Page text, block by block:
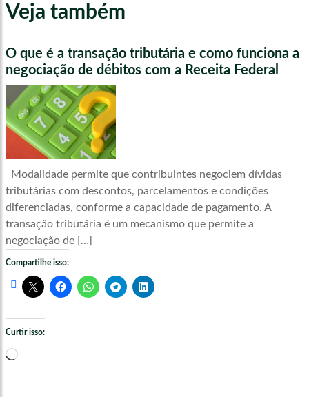
Veja também
O que é a transação tributária e como funciona a
negociação de débitos com a Receita Federal
Modalidade permite que contribuintes negociem dívidas
tributárias com descontos, parcelamentos e condições
diferenciadas, conforme a capacidade de pagamento. A
transação tributária é um mecanismo que permite a
negociação de […]
Compartilhe isso:
Curtir isso:
Carregando...